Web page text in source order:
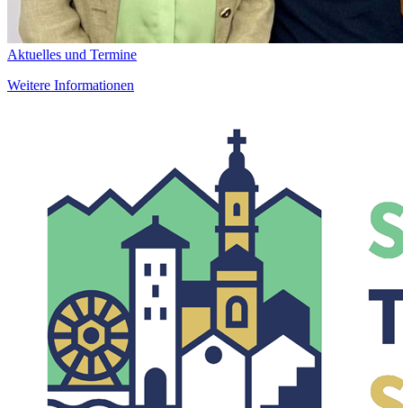
Aktuelles und Termine
Weitere Informationen